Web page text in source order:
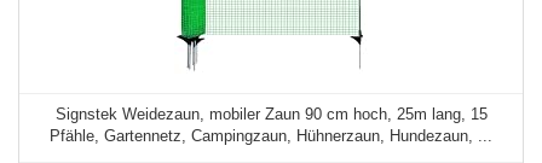
Signstek Weidezaun, mobiler Zaun 90 cm hoch, 25m lang, 15
Pfähle, Gartennetz, Campingzaun, Hühnerzaun, Hundezaun, ...